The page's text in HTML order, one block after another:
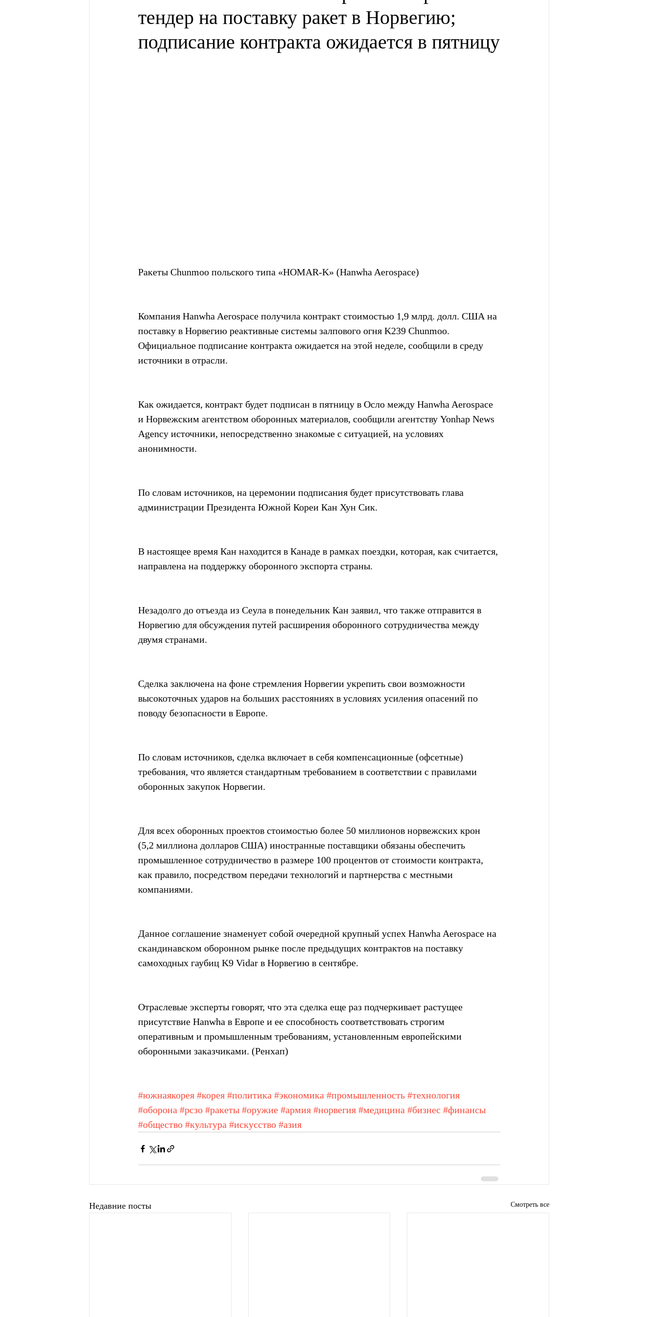
тендер на поставку ракет в Норвегию;
подписание контракта ожидается в пятницу
Ракеты Chunmoo польского типа «HOMAR-K» (Hanwha Aerospace)
Компания Hanwha Aerospace получила контракт стоимостью 1,9 млрд. долл. США на
поставку в Норвегию реактивные системы залпового огня K239 Chunmoo.
Официальное подписание контракта ожидается на этой неделе, сообщили в среду
источники в отрасли.
Как ожидается, контракт будет подписан в пятницу в Осло между Hanwha Aerospace
и Норвежским агентством оборонных материалов, сообщили агентству Yonhap News
Agency источники, непосредственно знакомые с ситуацией, на условиях
анонимности.
По словам источников, на церемонии подписания будет присутствовать глава
администрации Президента Южной Кореи Кан Хун Сик.
В настоящее время Кан находится в Канаде в рамках поездки, которая, как считается,
направлена на поддержку оборонного экспорта страны.
Незадолго до отъезда из Сеула в понедельник Кан заявил, что также отправится в
Норвегию для обсуждения путей расширения оборонного сотрудничества между
двумя странами.
Сделка заключена на фоне стремления Норвегии укрепить свои возможности
высокоточных ударов на больших расстояниях в условиях усиления опасений по
поводу безопасности в Европе.
По словам источников, сделка включает в себя компенсационные (офсетные)
требования, что является стандартным требованием в соответствии с правилами
оборонных закупок Норвегии.
Для всех оборонных проектов стоимостью более 50 миллионов норвежских крон
(5,2 миллиона долларов США) иностранные поставщики обязаны обеспечить
промышленное сотрудничество в размере 100 процентов от стоимости контракта,
как правило, посредством передачи технологий и партнерства с местными
компаниями.
Данное соглашение знаменует собой очередной крупный успех Hanwha Aerospace на
скандинавском оборонном рынке после предыдущих контрактов на поставку
самоходных гаубиц K9 Vidar в Норвегию в сентябре.
Отраслевые эксперты говорят, что эта сделка еще раз подчеркивает растущее
присутствие Hanwha в Европе и ее способность соответствовать строгим
оперативным и промышленным требованиям, установленным европейскими
оборонными заказчиками. (Ренхап)
#южнаякорея #корея #политика #экономика #промышленность #технология
#оборона #рсзо #ракеты #оружие #армия #норвегия #медицина #бизнес #финансы
#общество #культура #искусство #азия
Недавние посты Смотреть все